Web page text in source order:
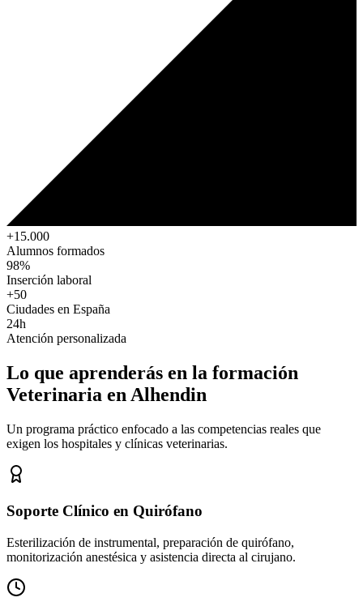
+15.000
Alumnos formados
98%
Inserción laboral
+50
Ciudades en España
24h
Atención personalizada
Lo que aprenderás en la formación
Veterinaria en Alhendin
Un programa práctico enfocado a las competencias reales que
exigen los hospitales y clínicas veterinarias.
Soporte Clínico en Quirófano
Esterilización de instrumental, preparación de quirófano,
monitorización anestésica y asistencia directa al cirujano.